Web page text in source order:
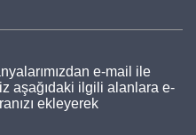
e-mail ile
aşağıdaki ilgili alanlara e-
ekleyerek